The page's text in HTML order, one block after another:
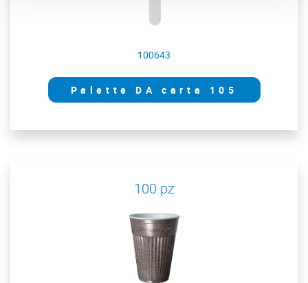
100643
Palette DA carta 105
100 pz